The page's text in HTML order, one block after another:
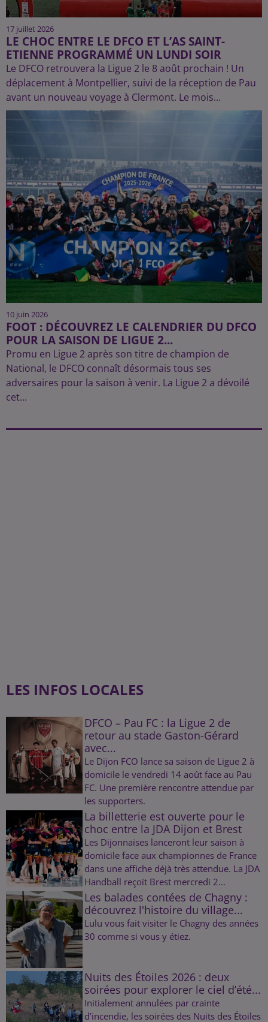
17 juillet 2026
LE CHOC ENTRE LE DFCO ET L’AS SAINT-
ETIENNE PROGRAMMÉ UN LUNDI SOIR
Le DFCO retrouvera la Ligue 2 le 8 août prochain ! Un
déplacement à Montpellier, suivi de la réception de Pau
avant un nouveau voyage à Clermont. Le mois...
10 juin 2026
FOOT : DÉCOUVREZ LE CALENDRIER DU DFCO
POUR LA SAISON DE LIGUE 2...
Promu en Ligue 2 après son titre de champion de
National, le DFCO connaît désormais tous ses
adversaires pour la saison à venir. La Ligue 2 a dévoilé
cet...
LES INFOS LOCALES
DFCO – Pau FC : la Ligue 2 de
retour au stade Gaston-Gérard
avec...
Le Dijon FCO lance sa saison de Ligue 2 à
domicile le vendredi 14 août face au Pau
FC. Une première rencontre attendue par
les supporters.
La billetterie est ouverte pour le
choc entre la JDA Dijon et Brest
Les Dijonnaises lanceront leur saison à
domicile face aux championnes de France
dans une affiche déjà très attendue. La JDA
Handball reçoit Brest mercredi 2...
Les balades contées de Chagny :
découvrez l'histoire du village...
Lulu vous fait visiter le Chagny des années
30 comme si vous y étiez.
Nuits des Étoiles 2026 : deux
soirées pour explorer le ciel d’été...
Initialement annulées par crainte
d’incendie, les soirées des Nuits des Étoiles